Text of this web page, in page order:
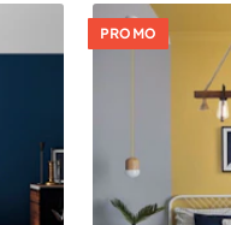
PROMO